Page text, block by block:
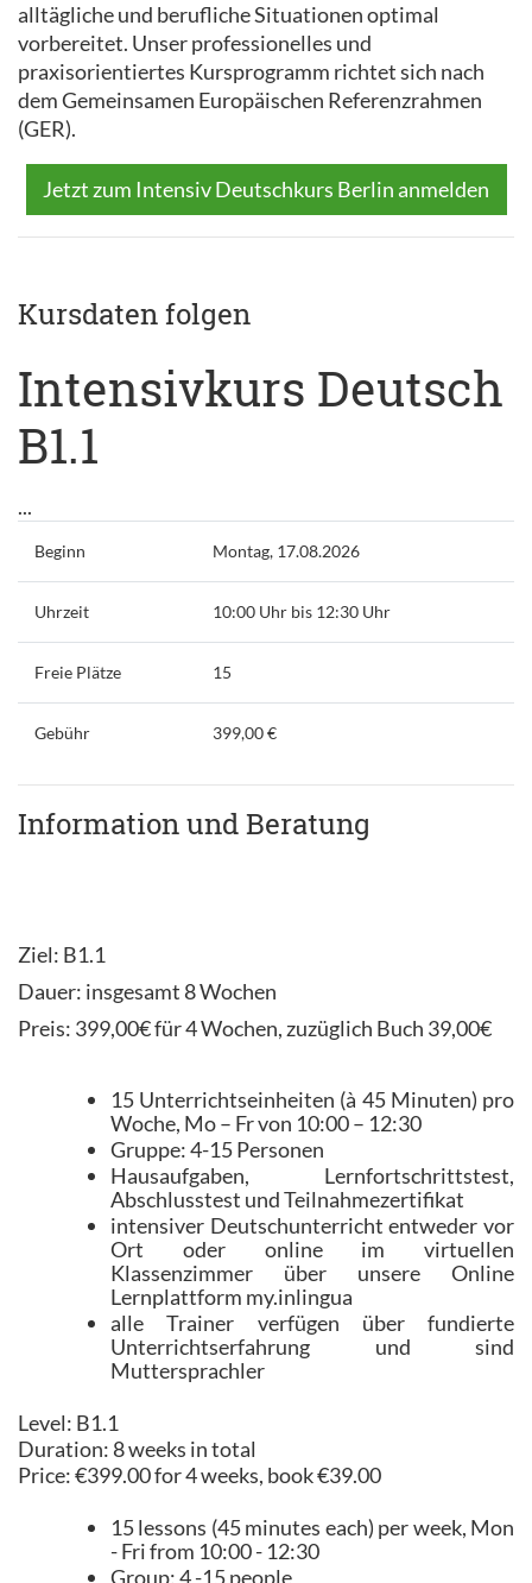
alltägliche und berufliche Situationen optimal
vorbereitet. Unser professionelles und
praxisorientiertes Kursprogramm richtet sich nach
dem Gemeinsamen Europäischen Referenzrahmen
(GER).
Jetzt zum Intensiv Deutschkurs Berlin anmelden
Kursdaten folgen
Intensivkurs Deutsch
B1.1
...
Beginn Montag, 17.08.2026
Uhrzeit 10:00 Uhr bis 12:30 Uhr
Freie Plätze 15
Gebühr 399,00 €
Information und Beratung
Ziel: B1.1
Dauer: insgesamt 8 Wochen
Preis: 399,00€ für 4 Wochen, zuzüglich Buch 39,00€
15 Unterrichtseinheiten (à 45 Minuten) pro
Woche, Mo – Fr von 10:00 – 12:30
Gruppe: 4-15 Personen
Hausaufgaben, Lernfortschrittstest,
Abschlusstest und Teilnahmezertifikat
intensiver Deutschunterricht entweder vor
Ort oder online im virtuellen
Klassenzimmer über unsere Online
Lernplattform my.inlingua
alle Trainer verfügen über fundierte
Unterrichtserfahrung und sind
Muttersprachler
Level: B1.1
Duration: 8 weeks in total
Price: €399.00 for 4 weeks, book €39.00
15 lessons (45 minutes each) per week, Mon
- Fri from 10:00 - 12:30
Group: 4 -15 people